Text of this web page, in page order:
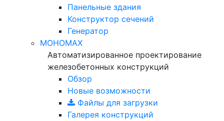
Панельные здания
Конструктор сечений
Генератор
МОНОМАХ
Автоматизированное проектирование
железобетонных конструкций
Обзор
Новые возможности
Файлы для загрузки
Галерея конструкций